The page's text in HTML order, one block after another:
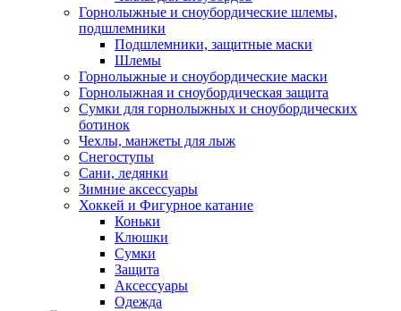
Горнолыжные и сноубордические шлемы,
подшлемники
Подшлемники, защитные маски
Шлемы
Горнолыжные и сноубордические маски
Горнолыжная и сноубордическая защита
Сумки для горнолыжных и сноубордических
ботинок
Чехлы, манжеты для лыж
Снегоступы
Сани, ледянки
Зимние аксессуары
Хоккей и Фигурное катание
Коньки
Клюшки
Сумки
Защита
Аксессуары
Одежда